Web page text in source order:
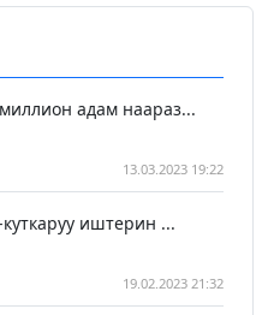
адам наараз...
13.03.2023 19:22
иштерин ...
19.02.2023 21:32